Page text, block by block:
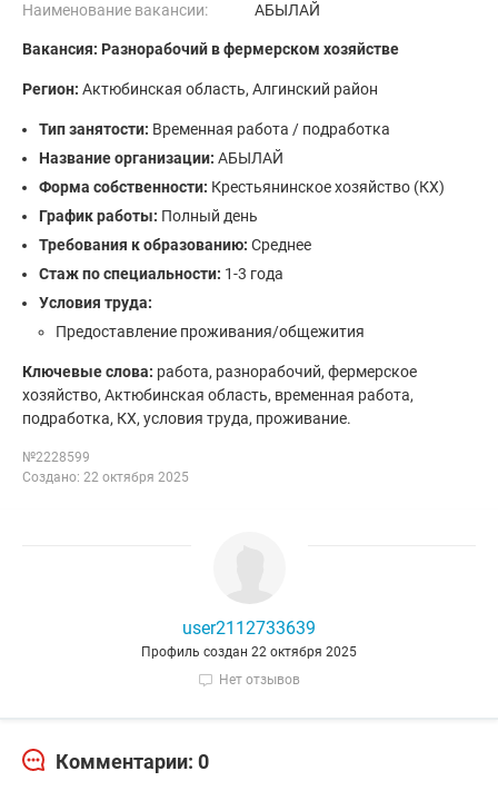
Наименование вакансии: АБЫЛАЙ
Вакансия: Разнорабочий в фермерском хозяйстве
Регион: Актюбинская область, Алгинский район
Тип занятости: Временная работа / подработка
Название организации: АБЫЛАЙ
Форма собственности: Крестьянинское хозяйство (КХ)
График работы: Полный день
Требования к образованию: Среднее
Стаж по специальности: 1-3 года
Условия труда:
Предоставление проживания/общежития
Ключевые слова: работа, разнорабочий, фермерское
хозяйство, Актюбинская область, временная работа,
подработка, КХ, условия труда, проживание.
№2228599
Создано: 22 октября 2025
user2112733639
Профиль создан 22 октября 2025
Нет отзывов
Комментарии: 0